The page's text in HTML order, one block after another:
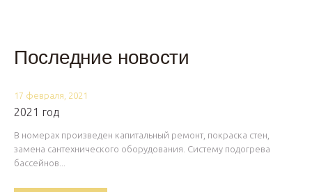
Последние новости
17 февраля, 2021
2021 год
В номерах произведен капитальный ремонт, покраска стен,
замена сантехнического оборудования. Систему подогрева
бассейнов...